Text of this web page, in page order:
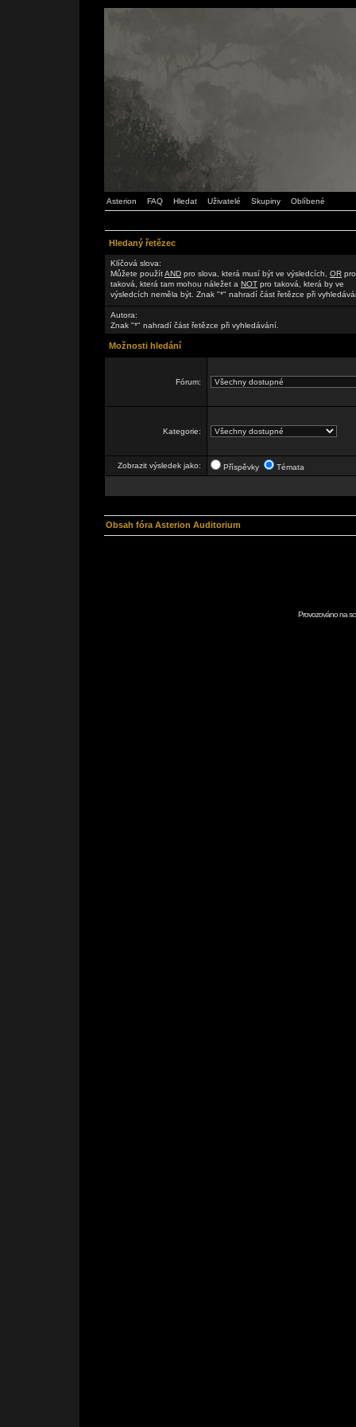
Asterion FAQ Hledat Uživatelé Skupiny Oblíbené
Hledaný řetězec
Klíčová slova:
Můžete použítAND pro slova, která musí být ve výsledcích, OR pro
taková, která tam mohou náležet a NOT pro taková, která by ve
výsledcích neměla být. Znak "*" nahradí část řetězce při
Autora:
Znak "*" nahradí část řetězce při vyhledávání.
Možnosti hledání
Fórum:
Kategorie:
Zobrazit výsledek jako: Příspěvky Témata
Obsah fóra Asterion Auditorium
Provozováno na